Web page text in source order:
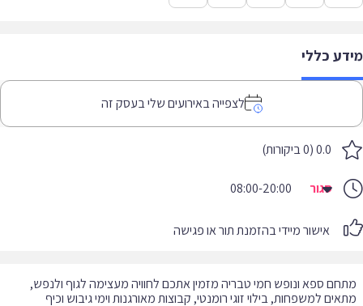
כללי
לצפייה באירועים שלי בעסק זה
0.0 (0 ביקורות)
סגור 08:00-20:00
אישור מיידי בהזמנת תור או פגישה
ספא ונופש חמי טבריה מזמין אתכם לחוויה מעצימה לגוף ולנפש,
למשפחות, בילוי זוגי רומנטי, קבוצות מאורגנות וימי גיבוש וכיף